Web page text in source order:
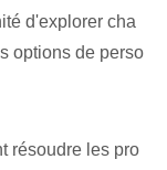
d'explorer cha
options de perso
résoudre les pro